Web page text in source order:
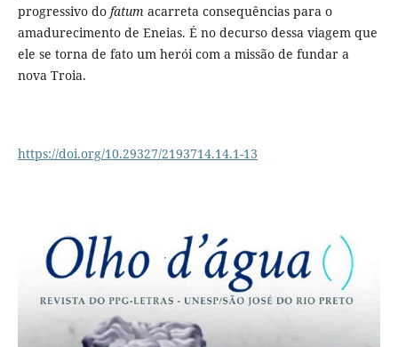
progressivo do fatum acarreta consequências para o
amadurecimento de Eneias. É no decurso dessa viagem que
ele se torna de fato um herói com a missão de fundar a
nova Troia.
https://doi.org/10.29327/2193714.14.1-13